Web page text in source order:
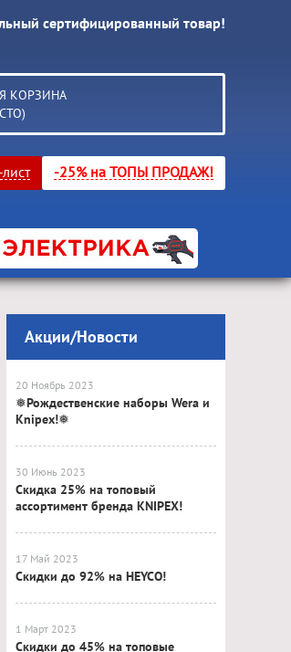
сертифицированный товар!
КОРЗИНА
-25% на ТОПЫ ПРОДАЖ!
Акции/Новости
20 Ноябрь 2023
❅Рождественские наборы Wera и
Knipex!❅
30 Июнь 2023
Скидка 25% на топовый
ассортимент бренда KNIPEX!
17 Май 2023
Скидки до 92% на HEYCO!
1 Март 2023
Скидки до 45% на топовые